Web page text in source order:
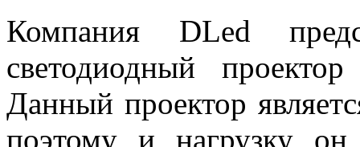
Компания DLed
светодиодный
Данный проектор
поэтому и нагрузку